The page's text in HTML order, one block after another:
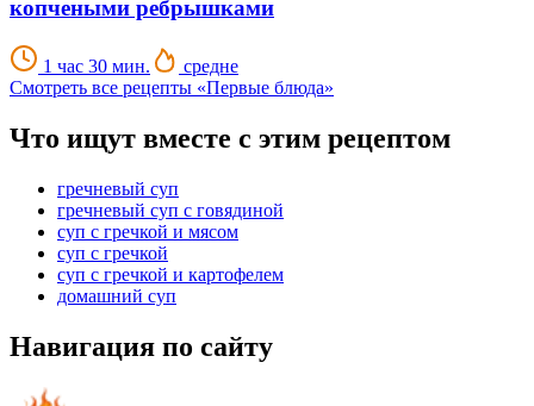
копчеными ребрышками
1 час 30 мин.
средне
Смотреть все рецепты «Первые блюда»
Что ищут вместе с этим рецептом
гречневый суп
гречневый суп с говядиной
суп с гречкой и мясом
суп с гречкой
суп с гречкой и картофелем
домашний суп
Навигация по сайту